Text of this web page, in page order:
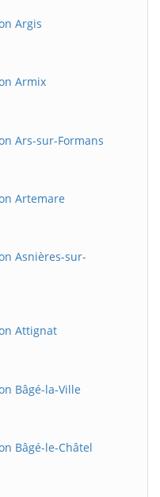
Argis
Armix
Ars-sur-Formans
Artemare
Asnières-sur-
Attignat
Bâgé-la-Ville
Bâgé-le-Châtel